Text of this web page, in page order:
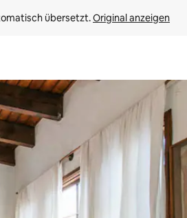
übersetzt. Original anzeigen